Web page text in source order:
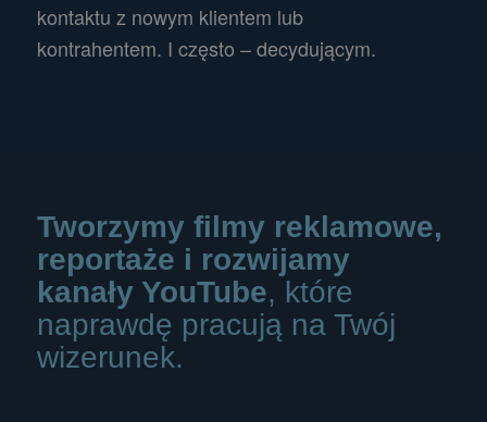
kontaktu z nowym klientem lub
kontrahentem. I często – decydującym.
Tworzymy filmy reklamowe,
reportaże i rozwijamy
kanały YouTube, które
naprawdę pracują na Twój
wizerunek.